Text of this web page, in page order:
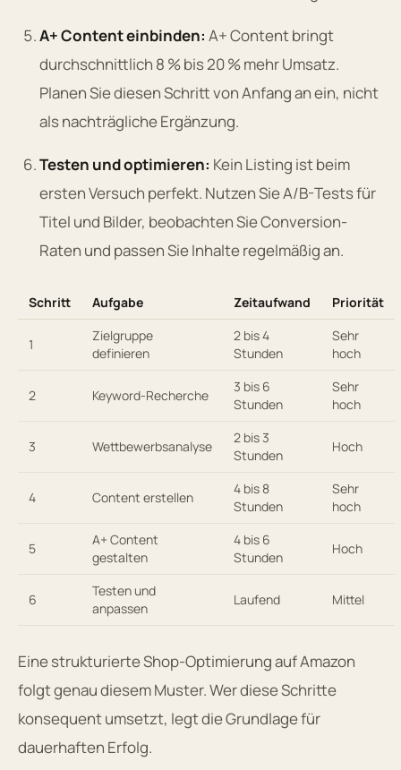
A+ Content einbinden: A+ Content bringt
durchschnittlich 8 % bis 20 % mehr Umsatz.
Planen Sie diesen Schritt von Anfang an ein, nicht
als nachträgliche Ergänzung.
Testen und optimieren: Kein Listing ist beim
ersten Versuch perfekt. Nutzen Sie A/B-Tests für
Titel und Bilder, beobachten Sie Conversion-
Raten und passen Sie Inhalte regelmäßig an.
Schritt Aufgabe Zeitaufwand Priorität
1
Zielgruppe
definieren
2 bis 4
Stunden
Sehr
hoch
2 Keyword-Recherche
3 bis 6
Stunden
Sehr
hoch
3 Wettbewerbsanalyse
2 bis 3
Stunden
Hoch
4 Content erstellen
4 bis 8
Stunden
Sehr
hoch
5
A+ Content
gestalten
4 bis 6
Stunden
Hoch
6
Testen und
anpassen
Laufend Mittel
Eine strukturierte Shop-Optimierung auf Amazon
folgt genau diesem Muster. Wer diese Schritte
konsequent umsetzt, legt die Grundlage für
dauerhaften Erfolg.